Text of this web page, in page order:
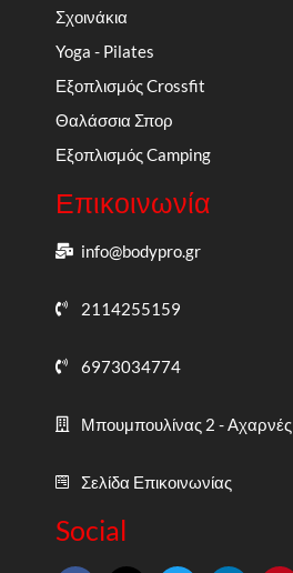
Σχοινάκια
Yoga - Pilates
Εξοπλισμός Crossfit
Θαλάσσια Σπορ
Εξοπλισμός Camping
Επικοινωνία
info@bodypro.gr
2114255159
6973034774
Μπουμπουλίνας 2 - Αχαρνές
Σελίδα Επικοινωνίας
Social